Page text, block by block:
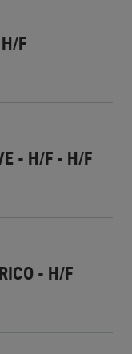
F
- H/F - H/F
- H/F